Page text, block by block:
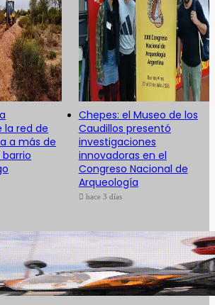
la red de
a más de
barrio
Chepes: el Museo de los
Caudillos presentó
investigaciones
innovadoras en el
Congreso Nacional de
Arqueología
hace 3 días